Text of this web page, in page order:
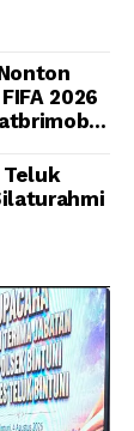
2026